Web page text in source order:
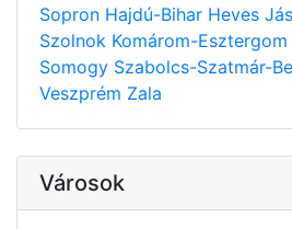
Sopron Hajdú-Bihar Heves
Szolnok Komárom-Esztergom
Somogy Szabolcs-Szatmár-
Veszprém Zala
Városok